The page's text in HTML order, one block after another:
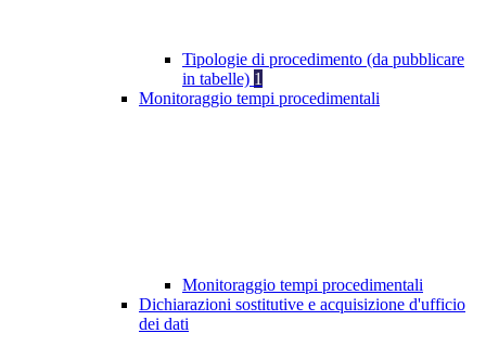
Tipologie di procedimento (da pubblicare
in tabelle) 1
Monitoraggio tempi procedimentali
Monitoraggio tempi procedimentali
Dichiarazioni sostitutive e acquisizione d'ufficio
dei dati